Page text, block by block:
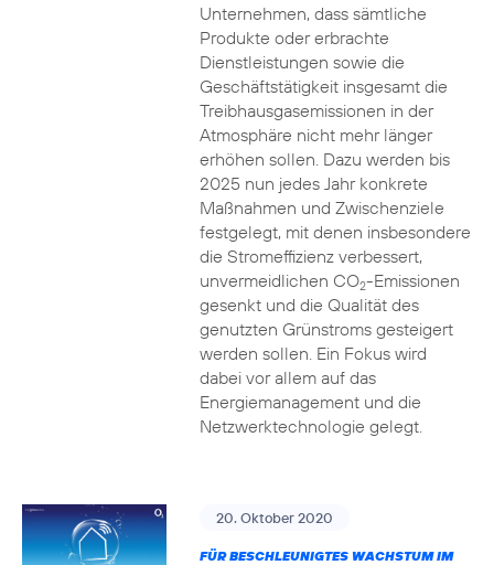
Unternehmen, dass sämtliche
Produkte oder erbrachte
Dienstleistungen sowie die
Geschäftstätigkeit insgesamt die
Treibhausgasemissionen in der
Atmosphäre nicht mehr länger
erhöhen sollen. Dazu werden bis
2025 nun jedes Jahr konkrete
Maßnahmen und Zwischenziele
festgelegt, mit denen insbesondere
die Stromeffizienz verbessert,
unvermeidlichen CO2-Emissionen
gesenkt und die Qualität des
genutzten Grünstroms gesteigert
werden sollen. Ein Fokus wird
dabei vor allem auf das
Energiemanagement und die
Netzwerktechnologie gelegt.
20. Oktober 2020
FÜR BESCHLEUNIGTES WACHSTUM IM